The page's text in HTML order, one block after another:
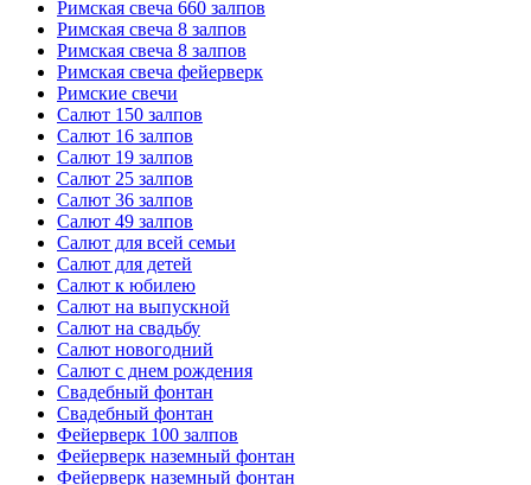
Римская свеча 660 залпов
Римская свеча 8 залпов
Римская свеча 8 залпов
Римская свеча фейерверк
Римские свечи
Салют 150 залпов
Салют 16 залпов
Салют 19 залпов
Салют 25 залпов
Салют 36 залпов
Салют 49 залпов
Салют для всей семьи
Салют для детей
Салют к юбилею
Салют на выпускной
Салют на свадьбу
Салют новогодний
Салют с днем рождения
Свадебный фонтан
Свадебный фонтан
Фейерверк 100 залпов
Фейерверк наземный фонтан
Фейерверк наземный фонтан